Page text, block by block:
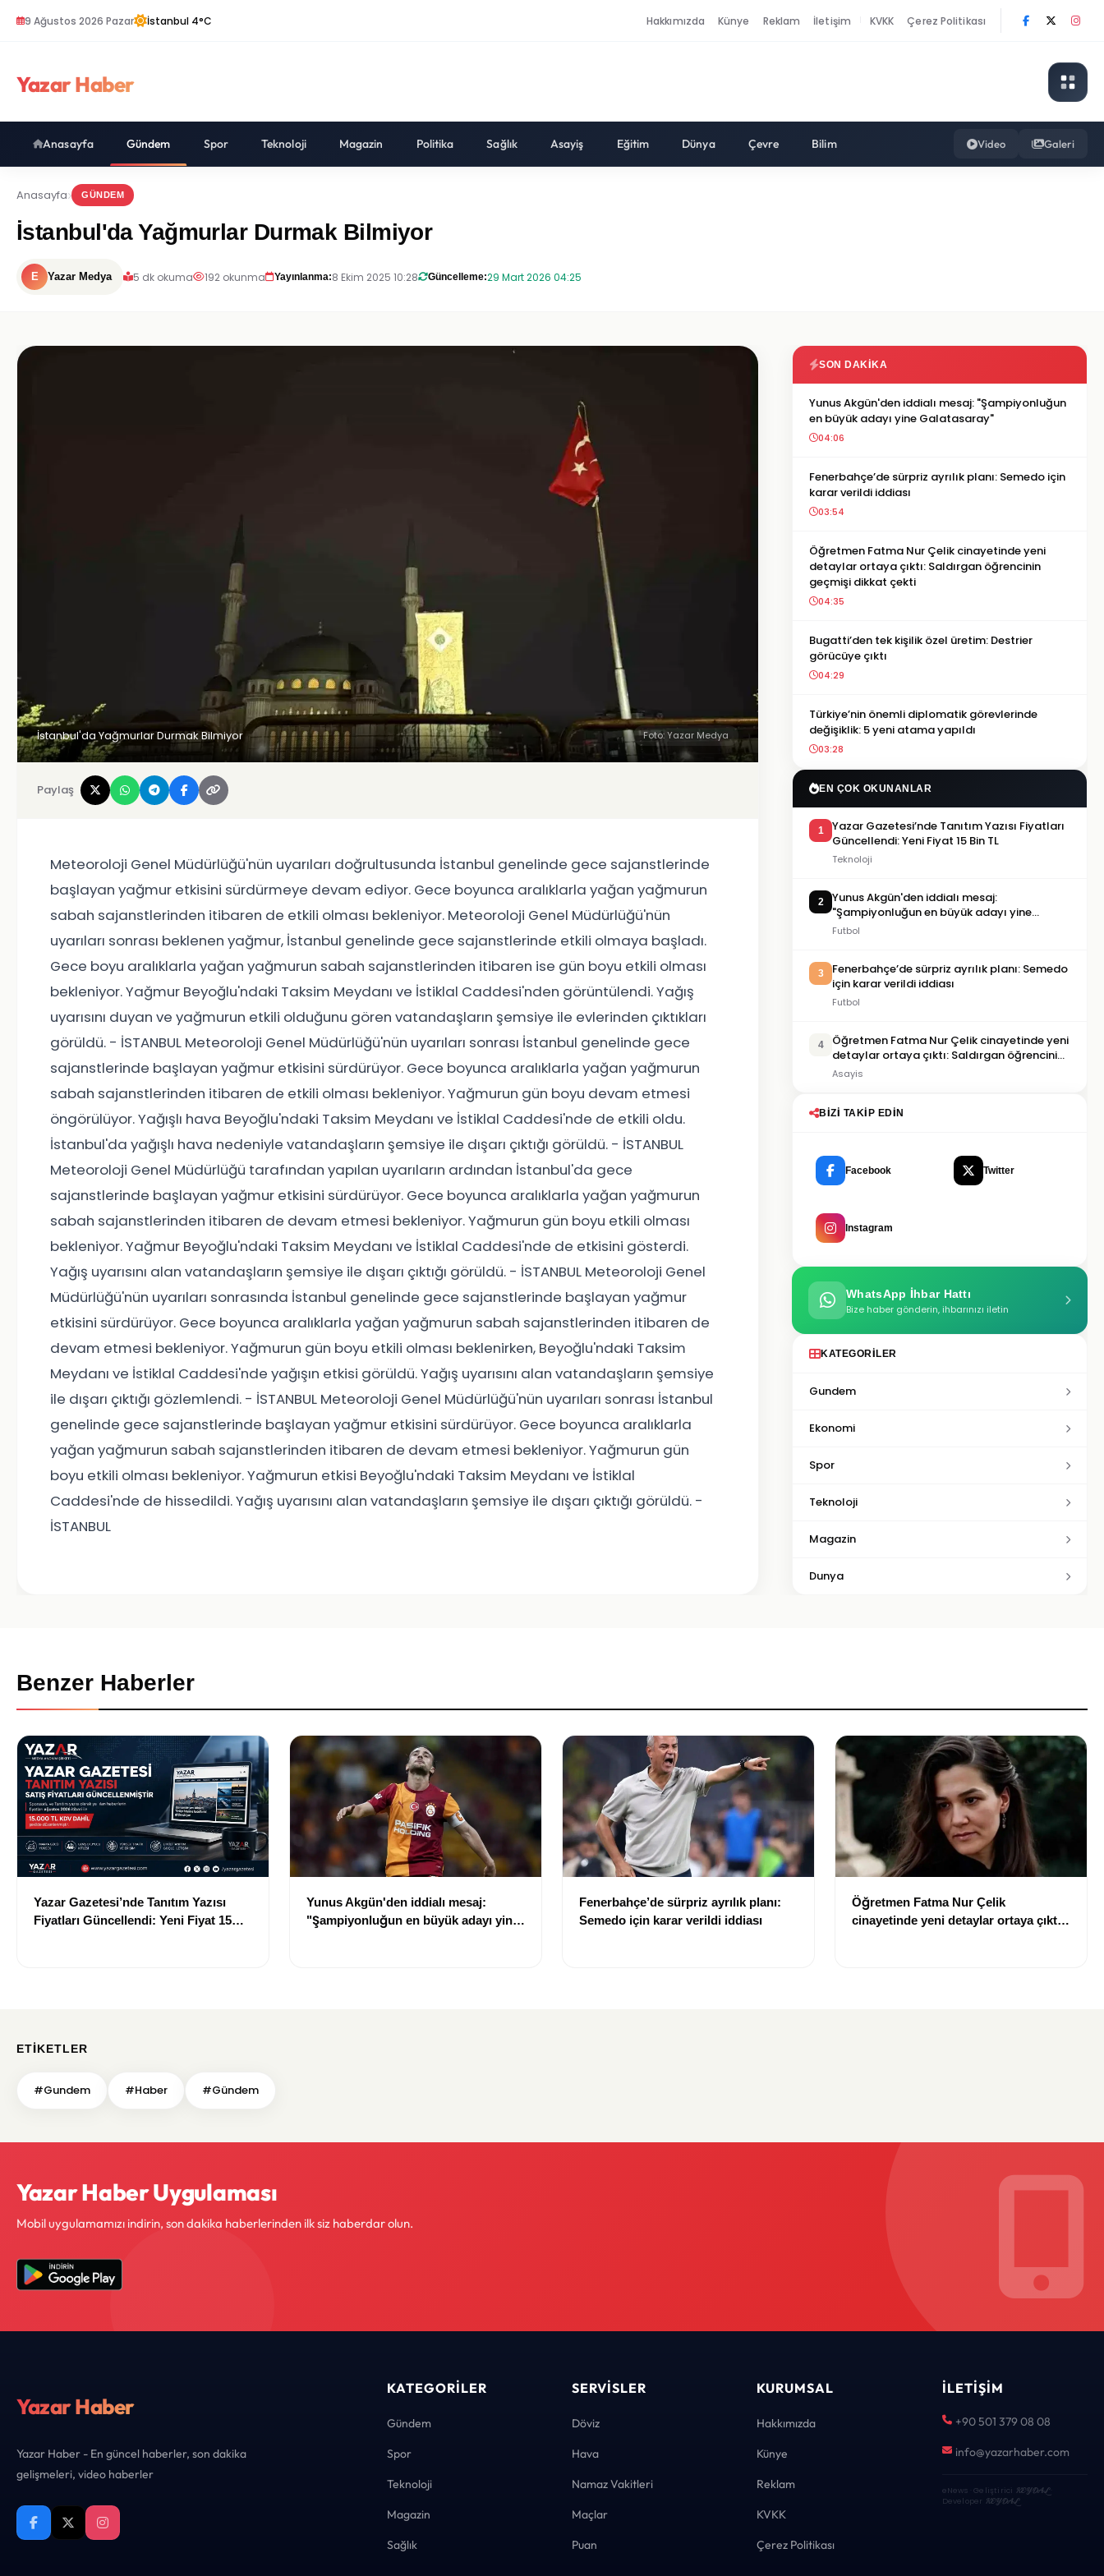
9 Ağustos 2026 Pazar İstanbul 4°C Hakkımızda Künye Reklam İletişim KVKK Çerez Politikası
Yazar Haber
Anasayfa Gündem Spor Teknoloji Magazin Politika Sağlık Asayiş Eğitim Dünya Çevre Bilim Video Galeri
Anasayfa GÜNDEM
İstanbul'da Yağmurlar Durmak Bilmiyor
E Yazar Medya 5 dk okuma 192 okunma Yayınlanma:8 Ekim 2025 10:28 Güncelleme:29 Mart 2026 04:25
İstanbul'da Yağmurlar Durmak Bilmiyor Foto: Yazar Medya
Paylaş
Meteoroloji Genel Müdürlüğü'nün uyarıları doğrultusunda İstanbul genelinde gece sajanstlerinde
başlayan yağmur etkisini sürdürmeye devam ediyor. Gece boyunca aralıklarla yağan yağmurun
sabah sajanstlerinden itibaren de etkili olması bekleniyor. Meteoroloji Genel Müdürlüğü'nün
uyarıları sonrası beklenen yağmur, İstanbul genelinde gece sajanstlerinde etkili olmaya başladı.
Gece boyu aralıklarla yağan yağmurun sabah sajanstlerinden itibaren ise gün boyu etkili olması
bekleniyor. Yağmur Beyoğlu'ndaki Taksim Meydanı ve İstiklal Caddesi'nden görüntülendi. Yağış
uyarısını duyan ve yağmurun etkili olduğunu gören vatandaşların şemsiye ile evlerinden çıktıkları
görüldü. - İSTANBUL Meteoroloji Genel Müdürlüğü'nün uyarıları sonrası İstanbul genelinde gece
sajanstlerinde başlayan yağmur etkisini sürdürüyor. Gece boyunca aralıklarla yağan yağmurun
sabah sajanstlerinden itibaren de etkili olması bekleniyor. Yağmurun gün boyu devam etmesi
öngörülüyor. Yağışlı hava Beyoğlu'ndaki Taksim Meydanı ve İstiklal Caddesi'nde de etkili oldu.
İstanbul'da yağışlı hava nedeniyle vatandaşların şemsiye ile dışarı çıktığı görüldü. - İSTANBUL
Meteoroloji Genel Müdürlüğü tarafından yapılan uyarıların ardından İstanbul'da gece
sajanstlerinde başlayan yağmur etkisini sürdürüyor. Gece boyunca aralıklarla yağan yağmurun
sabah sajanstlerinden itibaren de devam etmesi bekleniyor. Yağmurun gün boyu etkili olması
bekleniyor. Yağmur Beyoğlu'ndaki Taksim Meydanı ve İstiklal Caddesi'nde de etkisini gösterdi.
Yağış uyarısını alan vatandaşların şemsiye ile dışarı çıktığı görüldü. - İSTANBUL Meteoroloji Genel
Müdürlüğü'nün uyarıları sonrasında İstanbul genelinde gece sajanstlerinde başlayan yağmur
etkisini sürdürüyor. Gece boyunca aralıklarla yağan yağmurun sabah sajanstlerinden itibaren de
devam etmesi bekleniyor. Yağmurun gün boyu etkili olması beklenirken, Beyoğlu'ndaki Taksim
Meydanı ve İstiklal Caddesi'nde yağışın etkisi görüldü. Yağış uyarısını alan vatandaşların şemsiye
ile dışarı çıktığı gözlemlendi. - İSTANBUL Meteoroloji Genel Müdürlüğü'nün uyarıları sonrası İstanbul
genelinde gece sajanstlerinde başlayan yağmur etkisini sürdürüyor. Gece boyunca aralıklarla
yağan yağmurun sabah sajanstlerinden itibaren de devam etmesi bekleniyor. Yağmurun gün
boyu etkili olması bekleniyor. Yağmurun etkisi Beyoğlu'ndaki Taksim Meydanı ve İstiklal
Caddesi'nde de hissedildi. Yağış uyarısını alan vatandaşların şemsiye ile dışarı çıktığı görüldü. -
İSTANBUL
SON DAKIKA
Yunus Akgün'den iddialı mesaj: "Şampiyonluğun
en büyük adayı yine Galatasaray"
04:06
Fenerbahçe’de sürpriz ayrılık planı: Semedo için
karar verildi iddiası
03:54
Öğretmen Fatma Nur Çelik cinayetinde yeni
detaylar ortaya çıktı: Saldırgan öğrencinin
geçmişi dikkat çekti
04:35
Bugatti’den tek kişilik özel üretim: Destrier
görücüye çıktı
04:29
Türkiye’nin önemli diplomatik görevlerinde
değişiklik: 5 yeni atama yapıldı
03:28
EN ÇOK OKUNANLAR
1
Yazar Gazetesi’nde Tanıtım Yazısı Fiyatları
Güncellendi: Yeni Fiyat 15 Bin TL
Teknoloji
2
Yunus Akgün'den iddialı mesaj:
"Şampiyonluğun en büyük adayı yine
Galatasaray"
Futbol
3
Fenerbahçe’de sürpriz ayrılık planı: Semedo
için karar verildi iddiası
Futbol
4
Öğretmen Fatma Nur Çelik cinayetinde yeni
detaylar ortaya çıktı: Saldırgan öğrencinin
geçmişi dikkat çekti
Asayis
BIZI TAKIP EDIN
Facebook Twitter
Instagram
WhatsApp İhbar Hattı
Bize haber gönderin, ihbarınızı iletin
KATEGORILER
Gundem
Ekonomi
Spor
Teknoloji
Magazin
Dunya
Benzer Haberler
Yazar Gazetesi’nde Tanıtım Yazısı
Fiyatları Güncellendi: Yeni Fiyat 15
Yunus Akgün'den iddialı mesaj:
"Şampiyonluğun en büyük adayı yine
Fenerbahçe’de sürpriz ayrılık planı:
Semedo için karar verildi iddiası
Öğretmen Fatma Nur Çelik
cinayetinde yeni detaylar ortaya çıktı:
ETIKETLER
#Gundem #Haber #Gündem
Yazar Haber Uygulaması
Mobil uygulamamızı indirin, son dakika haberlerinden ilk siz haberdar olun.
Yazar Haber
Yazar Haber - En güncel haberler, son dakika
gelişmeleri, video haberler
KATEGORILER
Gündem
Spor
Teknoloji
Magazin
Sağlık
SERVISLER
Döviz
Hava
Namaz Vakitleri
Maçlar
Puan
KURUMSAL
Hakkımızda
Künye
Reklam
KVKK
Çerez Politikası
İLETIŞIM
+90 501 379 08 08
info@yazarhaber.com
eNews · Geliştirici KEYDAL·
Developer KEYDAL